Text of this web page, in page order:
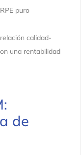
puro
calidad-
una rentabilidad
de